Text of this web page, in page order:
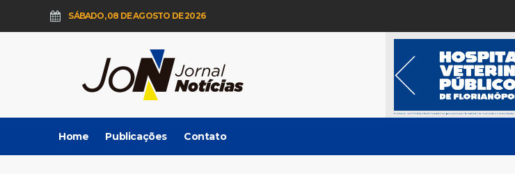
SÁBADO, 08 DE AGOSTO DE 2026
Home Publicações Contato